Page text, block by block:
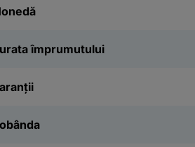
împrumutului